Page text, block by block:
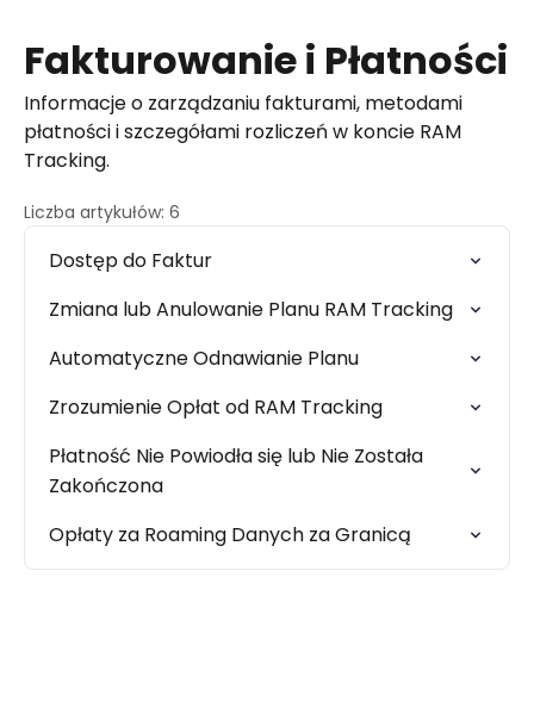
Fakturowanie i Płatności
Informacje o zarządzaniu fakturami, metodami
płatności i szczegółami rozliczeń w koncie RAM
Tracking.
Liczba artykułów: 6
Dostęp do Faktur
Zmiana lub Anulowanie Planu RAM Tracking
Automatyczne Odnawianie Planu
Zrozumienie Opłat od RAM Tracking
Płatność Nie Powiodła się lub Nie Została
Zakończona
Opłaty za Roaming Danych za Granicą